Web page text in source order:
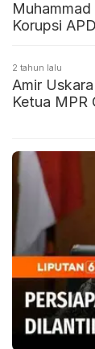
Korupsi
2 tahun lalu
Amir
Ketua MPR